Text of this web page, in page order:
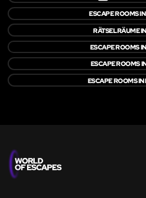
ESCAPE ROOMS
RÄTSELRÄUME
ESCAPE ROOMS
ESCAPE ROOMS
ESCAPE ROOMS